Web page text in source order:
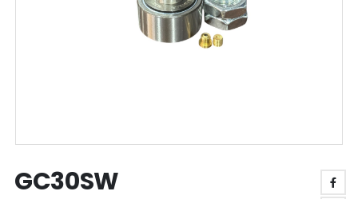
GC30SW